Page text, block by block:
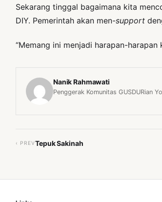
Sekarang tinggal bagaimana kita
DIY. Pemerintah akan men-support
“Memang ini menjadi harapan-
Nanik Rahmawati
Penggerak Komunitas GUSDURian
‹ PREVTepuk Sakinah